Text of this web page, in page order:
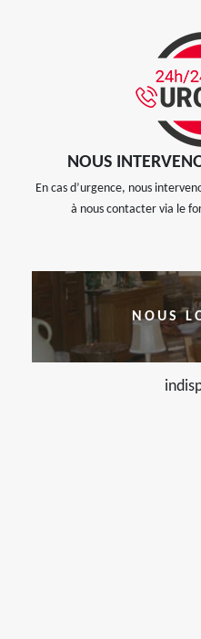
NOUS
En cas d’urgence, nous
à nous contacter via le
NOUS